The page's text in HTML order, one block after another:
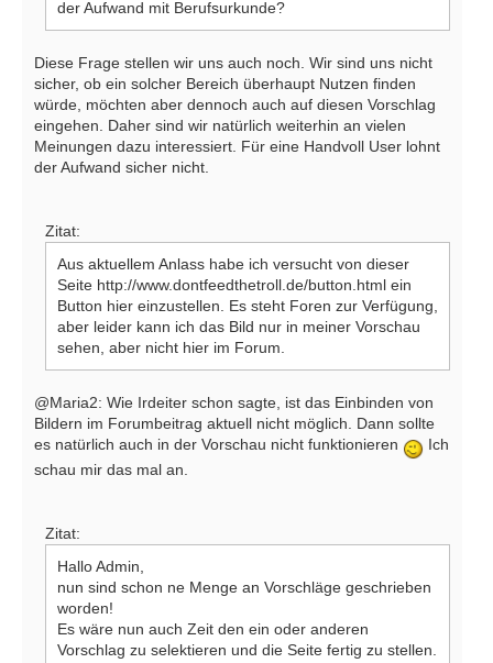
der Aufwand mit Berufsurkunde?
Diese Frage stellen wir uns auch noch. Wir sind uns nicht
sicher, ob ein solcher Bereich überhaupt Nutzen finden
würde, möchten aber dennoch auch auf diesen Vorschlag
eingehen. Daher sind wir natürlich weiterhin an vielen
Meinungen dazu interessiert. Für eine Handvoll User lohnt
der Aufwand sicher nicht.
Zitat:
Aus aktuellem Anlass habe ich versucht von dieser
Seite http://www.dontfeedthetroll.de/button.html ein
Button hier einzustellen. Es steht Foren zur Verfügung,
aber leider kann ich das Bild nur in meiner Vorschau
sehen, aber nicht hier im Forum.
@Maria2: Wie Irdeiter schon sagte, ist das Einbinden von
Bildern im Forumbeitrag aktuell nicht möglich. Dann sollte
es natürlich auch in der Vorschau nicht funktionieren
Ich
schau mir das mal an.
Zitat:
Hallo Admin,
nun sind schon ne Menge an Vorschläge geschrieben
worden!
Es wäre nun auch Zeit den ein oder anderen
Vorschlag zu selektieren und die Seite fertig zu stellen.